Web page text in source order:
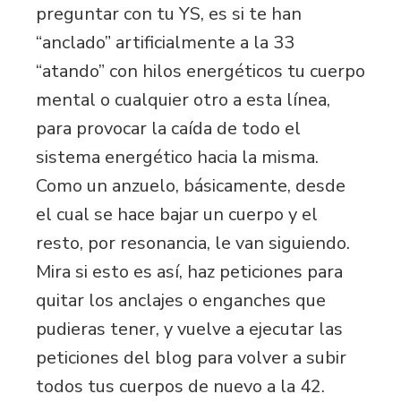
preguntar con tu YS, es si te han
“anclado” artificialmente a la 33
“atando” con hilos energéticos tu cuerpo
mental o cualquier otro a esta línea,
para provocar la caída de todo el
sistema energético hacia la misma.
Como un anzuelo, básicamente, desde
el cual se hace bajar un cuerpo y el
resto, por resonancia, le van siguiendo.
Mira si esto es así, haz peticiones para
quitar los anclajes o enganches que
pudieras tener, y vuelve a ejecutar las
peticiones del blog para volver a subir
todos tus cuerpos de nuevo a la 42.